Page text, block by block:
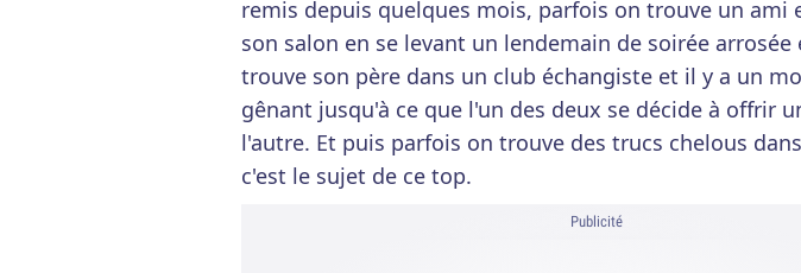
remis depuis quelques mois, parfois on trouve un ami
son salon en se levant un lendemain de soirée
trouve son père dans un club échangiste et il y a un
gênant jusqu'à ce que l'un des deux se décide à offrir
l'autre. Et puis parfois on trouve des trucs chelous
c'est le sujet de ce top.
Publicité